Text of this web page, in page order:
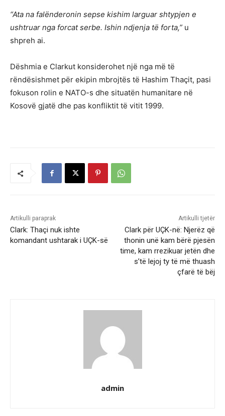
“Ata na falënderonin sepse kishim larguar shtypjen e
ushtruar nga forcat serbe. Ishin ndjenja të forta,” u
shpreh ai.
Dëshmia e Clarkut konsiderohet një nga më të
rëndësishmet për ekipin mbrojtës të Hashim Thaçit, pasi
fokuson rolin e NATO-s dhe situatën humanitare në
Kosovë gjatë dhe pas konfliktit të vitit 1999.
Artikulli paraprak
Clark: Thaçi nuk ishte
komandant ushtarak i UÇK-së
Artikulli tjetër
Clark për UÇK-në: Njerëz që
thonin unë kam bërë pjesën
time, kam rrezikuar jetën dhe
s’të lejoj ty të më thuash
çfarë të bëj
admin